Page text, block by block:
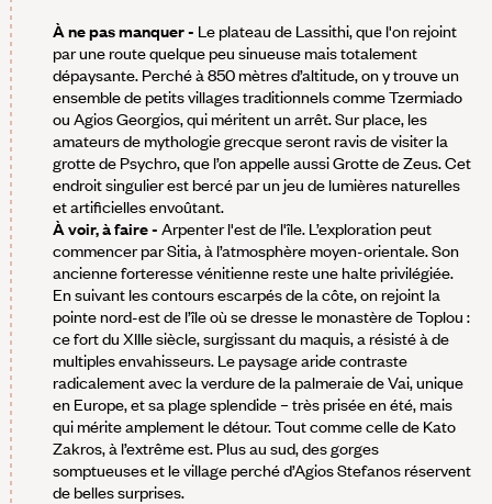
À ne pas manquer - Le plateau de Lassithi, que l'on rejoint
par une route quelque peu sinueuse mais totalement
dépaysante. Perché à 850 mètres d’altitude, on y trouve un
ensemble de petits villages traditionnels comme Tzermiado
ou Agios Georgios, qui méritent un arrêt. Sur place, les
amateurs de mythologie grecque seront ravis de visiter la
grotte de Psychro, que l’on appelle aussi Grotte de Zeus. Cet
endroit singulier est bercé par un jeu de lumières naturelles
et artificielles envoûtant.
À voir, à faire - Arpenter l'est de l'île. L’exploration peut
commencer par Sitia, à l’atmosphère moyen-orientale. Son
ancienne forteresse vénitienne reste une halte privilégiée.
En suivant les contours escarpés de la côte, on rejoint la
pointe nord-est de l’île où se dresse le monastère de Toplou :
ce fort du XIIIe siècle, surgissant du maquis, a résisté à de
multiples envahisseurs. Le paysage aride contraste
radicalement avec la verdure de la palmeraie de Vai, unique
en Europe, et sa plage splendide – très prisée en été, mais
qui mérite amplement le détour. Tout comme celle de Kato
Zakros, à l’extrême est. Plus au sud, des gorges
somptueuses et le village perché d’Agios Stefanos réservent
de belles surprises.